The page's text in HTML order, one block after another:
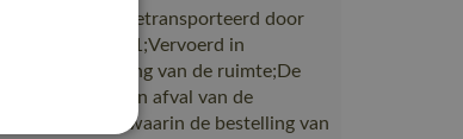
magazijnen getransporteerd door
met ISO 14001;Vervoerd in
benutting van de ruimte;De
is gemaakt van afval van de
verpakking waarin de bestelling van